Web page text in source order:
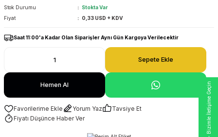
Stok Durumu
Stokta Var
Fiyat
0,33 USD + KDV
Saat 11:00'a Kadar Olan Siparişler Aynı Gün Kargoya Verilecektir
Sepete Ekle
Hemen Al
Yorum Yaz
Tavsiye Et
Fiyatı Düşünce Haber Ver
- Bizimle İletişime Geçin